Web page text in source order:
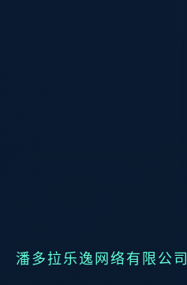
潘多拉乐逸网络有限公司